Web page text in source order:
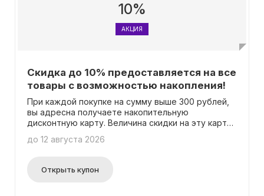
10%
АКЦИЯ
Скидка до 10% предоставляется на все
товары с возможностью накопления!
При каждой покупке на сумму выше 300 рублей,
вы адресна получаете накопительную
дисконтную карту. Величина скидки на эту карту
составляет от 10 000 рублей, ваша скидка
рублей - 10%. Введение промокода для данной
акции не является обязательным.
до 12 августа 2026
Открыть купон